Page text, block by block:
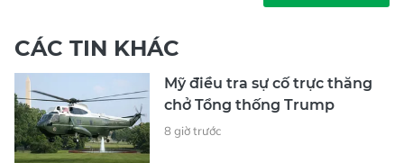
CÁC TIN KHÁC
Mỹ điều tra sự cố trực thăng
chở Tổng thống Trump
8 giờ trước